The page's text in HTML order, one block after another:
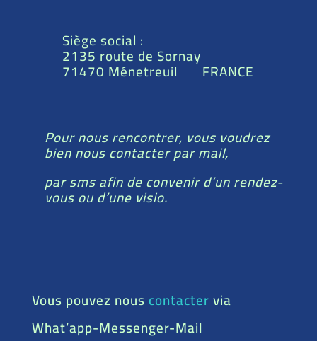
Siège social :
2135 route de Sornay
71470 Ménetreuil FRANCE
Pour nous rencontrer, vous voudrez
bien nous contacter par mail,
par sms afin de convenir d’un rendez-
vous ou d’une visio.
Vous pouvez nous contactervia
What’app-Messenger-Mail